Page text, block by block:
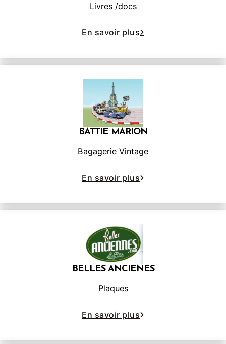
Livres /docs
En savoir plus
BATTIE MARION
Bagagerie Vintage
En savoir plus
BELLES ANCIENES
Plaques
En savoir plus